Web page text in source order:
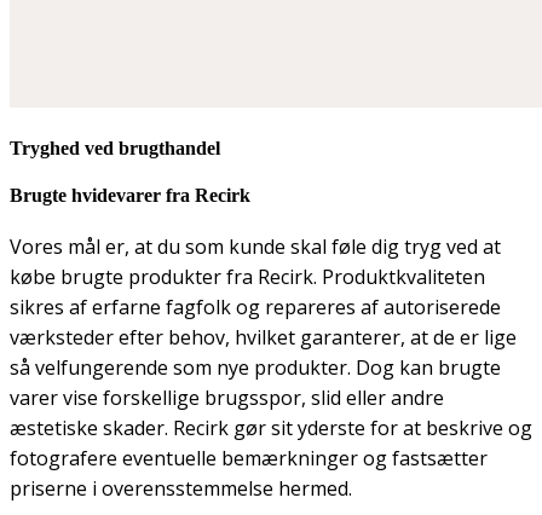
Tryghed ved brugthandel
Brugte hvidevarer fra Recirk
Vores mål er, at du som kunde skal føle dig tryg ved at
købe brugte produkter fra Recirk. Produktkvaliteten
sikres af erfarne fagfolk og repareres af autoriserede
værksteder efter behov, hvilket garanterer, at de er lige
så velfungerende som nye produkter. Dog kan brugte
varer vise forskellige brugsspor, slid eller andre
æstetiske skader. Recirk gør sit yderste for at beskrive og
fotografere eventuelle bemærkninger og fastsætter
priserne i overensstemmelse hermed.